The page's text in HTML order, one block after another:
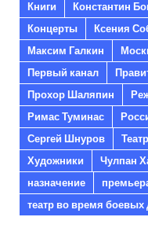
Книги
Константин
Концерты
Ксения
Максим Галкин
Первый канал
Прохор Шаляпин
Римас Туминас
Сергей Шнуров
Художники
Чулпан
назначение
театр во время боевых